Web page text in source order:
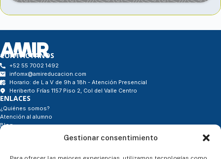
Gestionar consentimiento
CONTÁCTANOS
+52 55 7002 1492
infomx@amireducacion.com
Horario: de L a V de 9h a 18h - Atención Presencial
Heriberto Frías 1157 Piso 2, Col del Valle Centro
ENLACES
¿Quiénes somos?
Atención al alumno
Blog